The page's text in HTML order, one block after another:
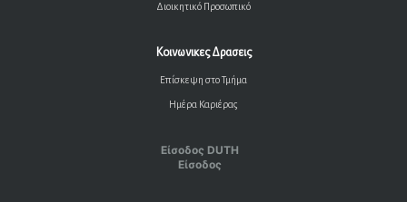
Διοικητικό Προσωπικό
Κοινωνικες Δρασεις
Επίσκεψη στο Τμήμα
Ημέρα Καριέρας
Είσοδος DUTH
Είσοδος